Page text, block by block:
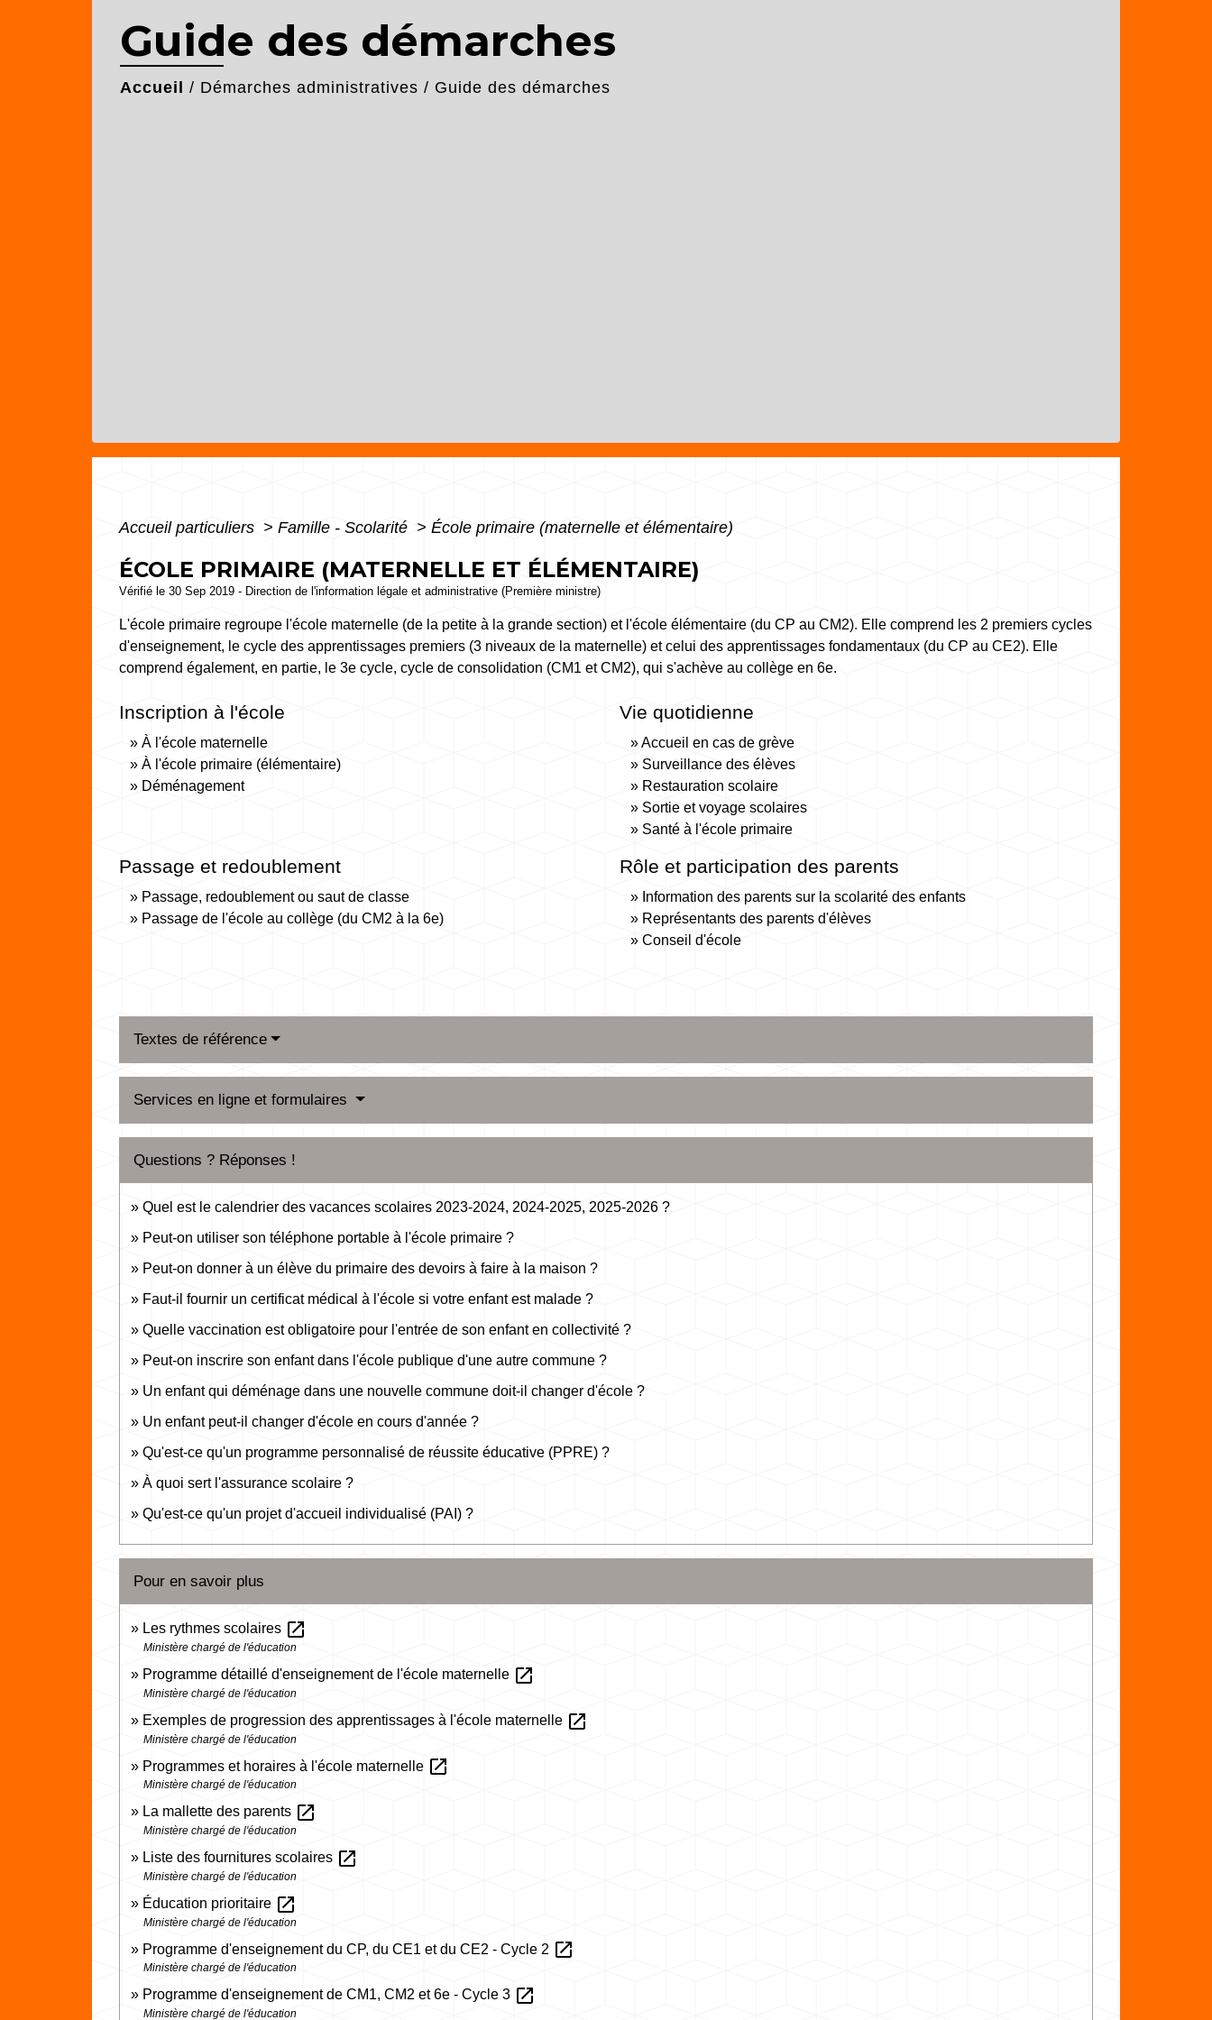
Guide des démarches
Accueil / Démarches administratives / Guide des démarches
Accueil particuliers > Famille - Scolarité > École primaire (maternelle et élémentaire)
ÉCOLE PRIMAIRE (MATERNELLE ET ÉLÉMENTAIRE)
Vérifié le 30 Sep 2019 - Direction de l'information légale et administrative (Première ministre)
L'école primaire regroupe l'école maternelle (de la petite à la grande section) et l'école élémentaire (du CP au CM2). Elle comprend les 2 premiers cycles
d'enseignement, le cycle des apprentissages premiers (3 niveaux de la maternelle) et celui des apprentissages fondamentaux (du CP au CE2). Elle
comprend également, en partie, le 3e cycle, cycle de consolidation (CM1 et CM2), qui s'achève au collège en 6e.
Inscription à l'école
À l'école maternelle
À l'école primaire (élémentaire)
Déménagement
Vie quotidienne
Accueil en cas de grève
Surveillance des élèves
Restauration scolaire
Sortie et voyage scolaires
Santé à l'école primaire
Passage et redoublement
Passage, redoublement ou saut de classe
Passage de l'école au collège (du CM2 à la 6e)
Rôle et participation des parents
Information des parents sur la scolarité des enfants
Représentants des parents d'élèves
Conseil d'école
Textes de référence
Services en ligne et formulaires
Questions ? Réponses !
Quel est le calendrier des vacances scolaires 2023-2024, 2024-2025, 2025-2026 ?
Peut-on utiliser son téléphone portable à l'école primaire ?
Peut-on donner à un élève du primaire des devoirs à faire à la maison ?
Faut-il fournir un certificat médical à l'école si votre enfant est malade ?
Quelle vaccination est obligatoire pour l'entrée de son enfant en collectivité ?
Peut-on inscrire son enfant dans l'école publique d'une autre commune ?
Un enfant qui déménage dans une nouvelle commune doit-il changer d'école ?
Un enfant peut-il changer d'école en cours d'année ?
Qu'est-ce qu'un programme personnalisé de réussite éducative (PPRE) ?
À quoi sert l'assurance scolaire ?
Qu'est-ce qu'un projet d'accueil individualisé (PAI) ?
Pour en savoir plus
Les rythmes scolaires open_in_new
Ministère chargé de l'éducation
Programme détaillé d'enseignement de l'école maternelle open_in_new
Ministère chargé de l'éducation
Exemples de progression des apprentissages à l'école maternelle open_in_new
Ministère chargé de l'éducation
Programmes et horaires à l'école maternelle open_in_new
Ministère chargé de l'éducation
La mallette des parents open_in_new
Ministère chargé de l'éducation
Liste des fournitures scolaires open_in_new
Ministère chargé de l'éducation
Éducation prioritaire open_in_new
Ministère chargé de l'éducation
Programme d'enseignement du CP, du CE1 et du CE2 - Cycle 2 open_in_new
Ministère chargé de l'éducation
Programme d'enseignement de CM1, CM2 et 6e - Cycle 3 open_in_new
Ministère chargé de l'éducation